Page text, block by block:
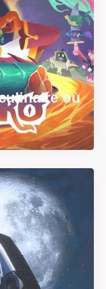
où